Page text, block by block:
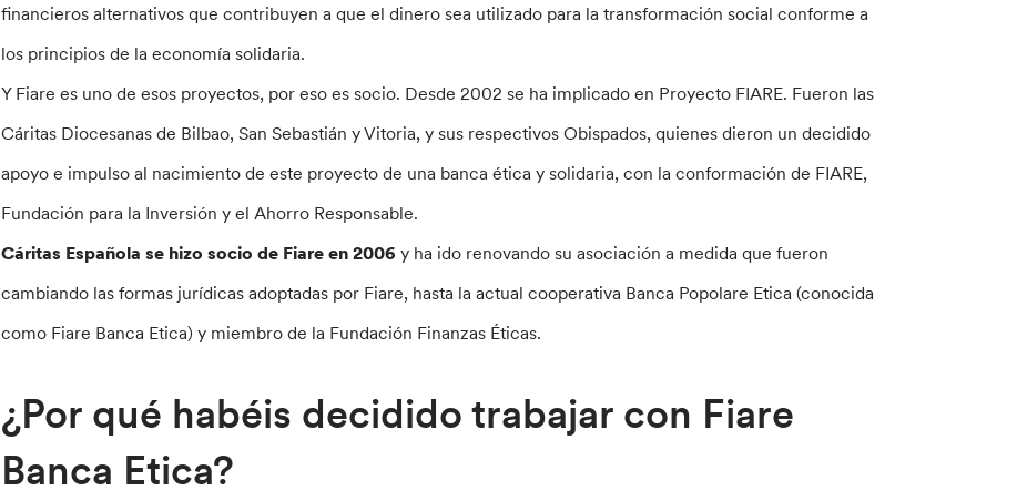
financieros alternativos que contribuyen a que el dinero sea utilizado para la transformación social conforme a
los principios de la economía solidaria.
Y Fiare es uno de esos proyectos, por eso es socio. Desde 2002 se ha implicado en Proyecto FIARE. Fueron las
Cáritas Diocesanas de Bilbao, San Sebastián y Vitoria, y sus respectivos Obispados, quienes dieron un decidido
apoyo e impulso al nacimiento de este proyecto de una banca ética y solidaria, con la conformación de FIARE,
Fundación para la Inversión y el Ahorro Responsable.
Cáritas Española se hizo socio de Fiare en 2006 y ha ido renovando su asociación a medida que fueron
cambiando las formas jurídicas adoptadas por Fiare, hasta la actual cooperativa Banca Popolare Etica (conocida
como Fiare Banca Etica) y miembro de la Fundación Finanzas Éticas.
¿Por qué habéis decidido trabajar con Fiare
Banca Etica?